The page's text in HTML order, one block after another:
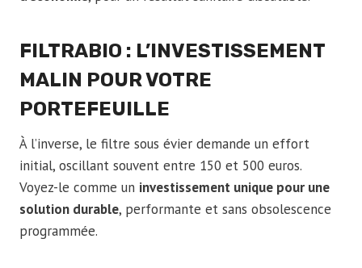
FILTRABIO : L’INVESTISSEMENT
MALIN POUR VOTRE
PORTEFEUILLE
À l’inverse, le filtre sous évier demande un effort
initial, oscillant souvent entre 150 et 500 euros.
Voyez-le comme un investissement unique pour une
solution durable, performante et sans obsolescence
programmée.